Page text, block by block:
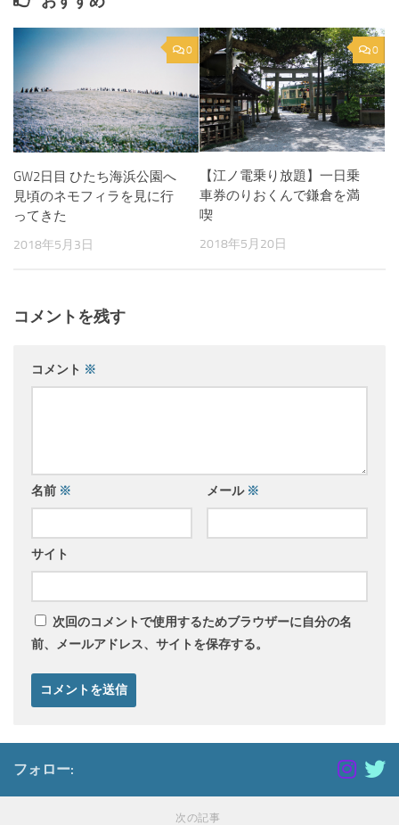
0
GW2日目 ひたち海浜公園へ
見頃のネモフィラを見に行
ってきた
2018年5月3日
0
【江ノ電乗り放題】一日乗
車券のりおくんで鎌倉を満
喫
2018年5月20日
コメントを残す
コメント ※
名前 ※ メール ※
サイト
次回のコメントで使用するためブラウザーに自分の名
前、メールアドレス、サイトを保存する。
フォロー:
次の記事